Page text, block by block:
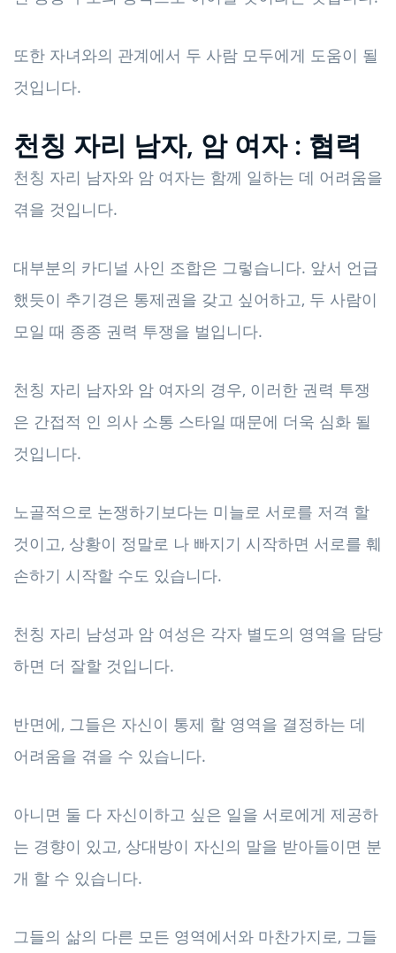
또한 자녀와의 관계에서 두 사람 모두에게 도움이 될
것입니다.
천칭 자리 남자, 암 여자 : 협력
천칭 자리 남자와 암 여자는 함께 일하는 데 어려움을
겪을 것입니다.
대부분의 카디널 사인 조합은 그렇습니다. 앞서 언급
했듯이 추기경은 통제권을 갖고 싶어하고, 두 사람이
모일 때 종종 권력 투쟁을 벌입니다.
천칭 자리 남자와 암 여자의 경우, 이러한 권력 투쟁
은 간접적 인 의사 소통 스타일 때문에 더욱 심화 될
것입니다.
노골적으로 논쟁하기보다는 미늘로 서로를 저격 할
것이고, 상황이 정말로 나 빠지기 시작하면 서로를 훼
손하기 시작할 수도 있습니다.
천칭 자리 남성과 암 여성은 각자 별도의 영역을 담당
하면 더 잘할 것입니다.
반면에, 그들은 자신이 통제 할 영역을 결정하는 데
어려움을 겪을 수 있습니다.
아니면 둘 다 자신이하고 싶은 일을 서로에게 제공하
는 경향이 있고, 상대방이 자신의 말을 받아들이면 분
개 할 수 있습니다.
그들의 삶의 다른 모든 영역에서와 마찬가지로, 그들